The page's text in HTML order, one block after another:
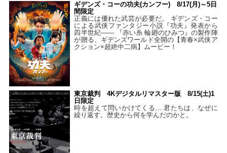
ギデンズ・コーの功夫(カンフー) 8/17(月)～5日
間限定
正義には優れた武芸が必要だ。 ギデンズ・コー
による武侠ファンタジー小説『功夫』発表から
四半世紀―― 『赤い糸 輪廻のひみつ』の製作陣
が贈る、ギデンズワールド全開の【青春×武侠ア
クション×超絶中二病】ムービー！
東京裁判 4Kデジタルリマスター版 8/15(土)1
日限定
時を超えて問いかけてくる… 君たちは、なぜに
繰り返す。歴史から何を学んだのかと。